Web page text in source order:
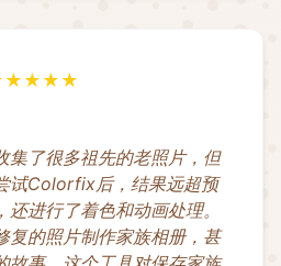
集了很多祖先的老照片，但
试Colorfix后，结果远超预
进行了着色和动画处理。
复的照片制作家族相册，甚